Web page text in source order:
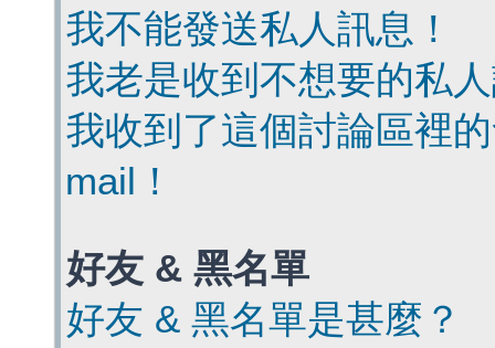
我不能發送私人訊息！
我老是收到不想要的私
我收到了這個討論區裡
mail！
好友 & 黑名單
好友 & 黑名單是甚麼？